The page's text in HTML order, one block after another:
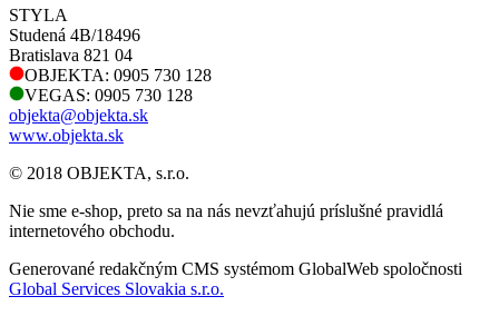
STYLA
Studená 4B/18496
Bratislava 821 04
OBJEKTA: 0905 730 128
VEGAS: 0905 730 128
objekta@objekta.sk
www.objekta.sk
© 2018 OBJEKTA, s.r.o.
Nie sme e-shop, preto sa na nás nevzťahujú príslušné pravidlá
internetového obchodu.
Generované redakčným CMS systémom GlobalWeb spoločnosti
Global Services Slovakia s.r.o.